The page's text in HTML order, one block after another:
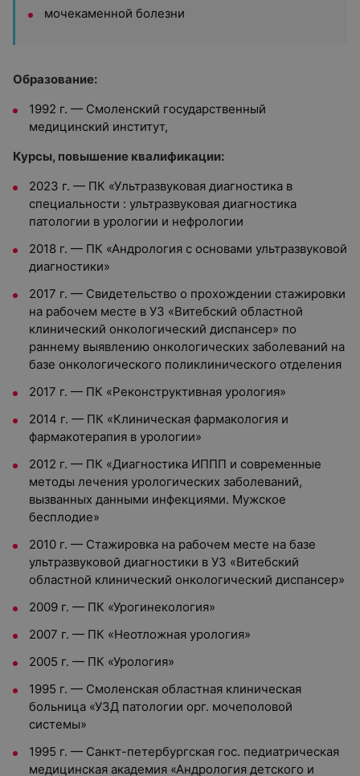
мочекаменной болезни
Образование:
1992 г. — Смоленский государственный
медицинский институт,
Курсы, повышение квалификации:
2023 г. — ПК «Ультразвуковая диагностика в
специальности : ультразвуковая диагностика
патологии в урологии и нефрологии
2018 г. — ПК «Андрология с основами ультразвуковой
диагностики»
2017 г. — Свидетельство о прохождении стажировки
на рабочем месте в УЗ «Витебский областной
клинический онкологический диспансер» по
раннему выявлению онкологических заболеваний на
базе онкологического поликлинического отделения
2017 г. — ПК «Реконструктивная урология»
2014 г. — ПК «Клиническая фармакология и
фармакотерапия в урологии»
2012 г. — ПК «Диагностика ИППП и современные
методы лечения урологических заболеваний,
вызванных данными инфекциями. Мужское
бесплодие»
2010 г. — Стажировка на рабочем месте на базе
ультразвуковой диагностики в УЗ «Витебский
областной клинический онкологический диспансер»
2009 г. — ПК «Урогинекология»
2007 г. — ПК «Неотложная урология»
2005 г. — ПК «Урология»
1995 г. — Смоленская областная клиническая
больница «УЗД патологии орг. мочеполовой
системы»
1995 г. — Санкт-петербургская гос. педиатрическая
медицинская академия «Андрология детского и